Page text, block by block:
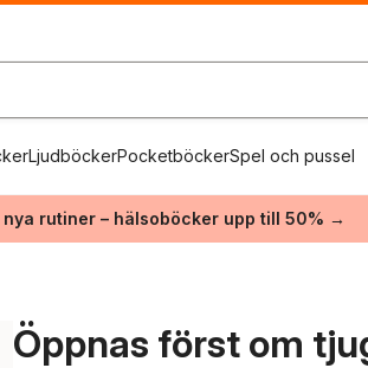
LjudböckerPocketböckerSpel och pussel
nya rutiner – hälsoböcker upp till 50% →
Öppnas först om